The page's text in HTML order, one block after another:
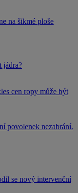
na šikmé ploše
jádra?
cen ropy může být
povolenek nezabrání.
se nový intervenční